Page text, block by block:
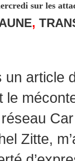
sur les
,
article
Zitte,